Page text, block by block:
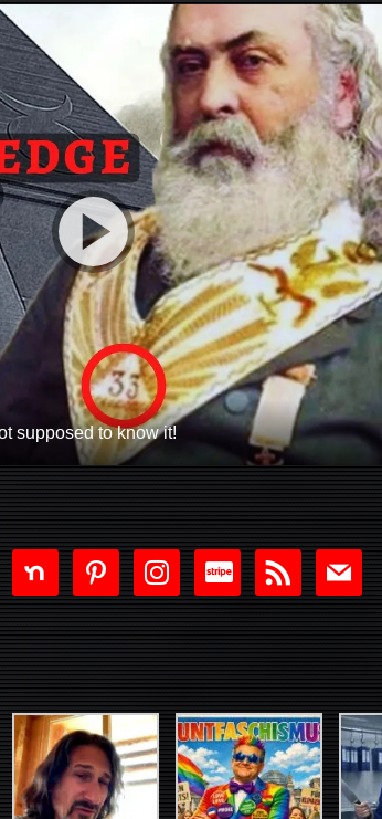
supposed to know it!
nextdoorpinterestinstagram
cc-
stripe
rss mail